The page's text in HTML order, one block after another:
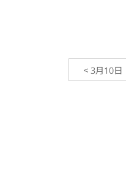
< 3月10日